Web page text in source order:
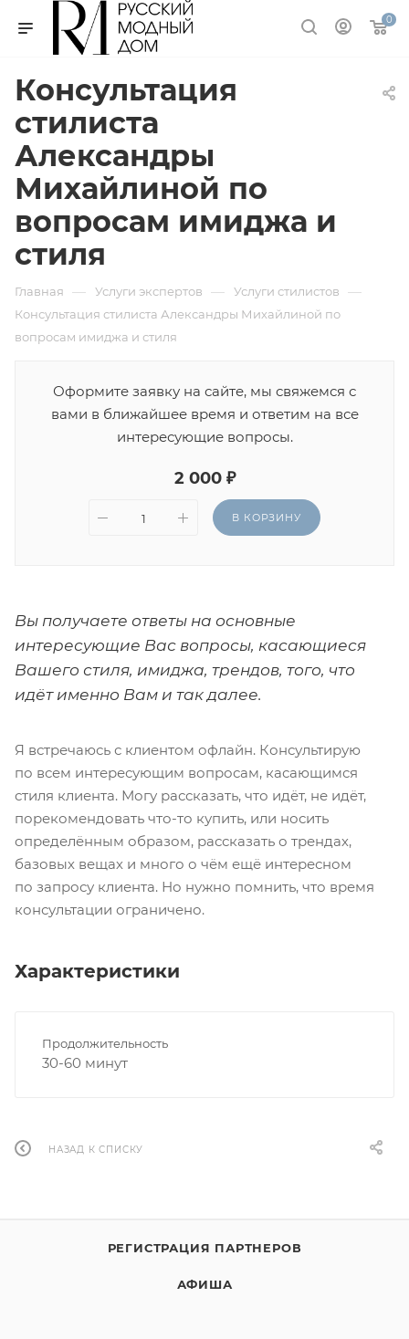
0
Консультация
стилиста
Александры
Михайлиной по
вопросам имиджа и
стиля
Главная — Услуги экспертов — Услуги стилистов —
Консультация стилиста Александры Михайлиной по
вопросам имиджа и стиля
Оформите заявку на сайте, мы свяжемся с
вами в ближайшее время и ответим на все
интересующие вопросы.
2 000 ₽
В КОРЗИНУ
Вы получаете ответы на основные
интересующие Вас вопросы, касающиеся
Вашего стиля, имиджа, трендов, того, что
идёт именно Вам и так далее.
Я встречаюсь с клиентом офлайн. Консультирую
по всем интересующим вопросам, касающимся
стиля клиента. Могу рассказать, что идёт, не идёт,
порекомендовать что-то купить, или носить
определённым образом, рассказать о трендах,
базовых вещах и много о чём ещё интересном
по запросу клиента. Но нужно помнить, что время
консультации ограничено.
Характеристики
Продолжительность
30-60 минут
НАЗАД К СПИСКУ
РЕГИСТРАЦИЯ ПАРТНЕРОВ
АФИША